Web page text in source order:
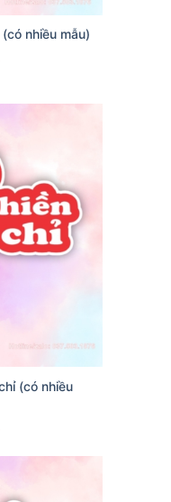
nhiều mẫu)
(có nhiều